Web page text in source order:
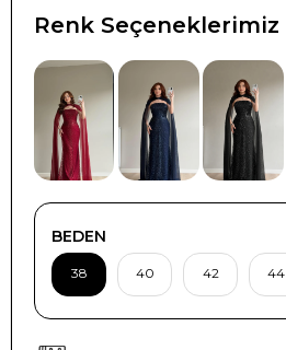
Renk Seçeneklerimiz
BEDEN
38 40 42 44